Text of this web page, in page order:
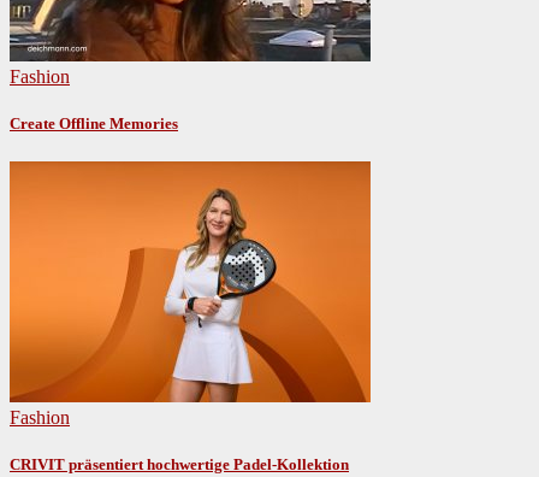
Fashion
Create Offline Memories
Fashion
CRIVIT präsentiert hochwertige Padel-Kollektion